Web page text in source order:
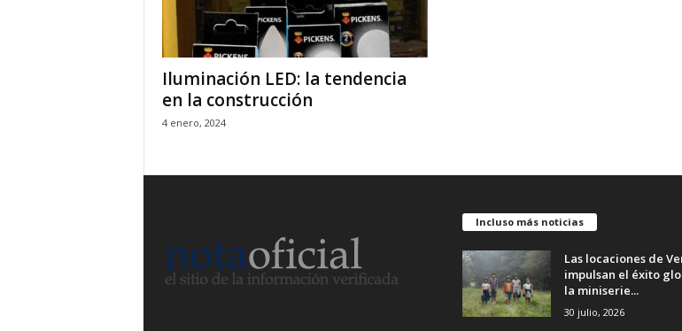
Iluminación LED: la tendencia
en la construcción
4 enero, 2024
Incluso más noticias
Las locaciones de
impulsan el éxito
la miniserie...
30 julio, 2026